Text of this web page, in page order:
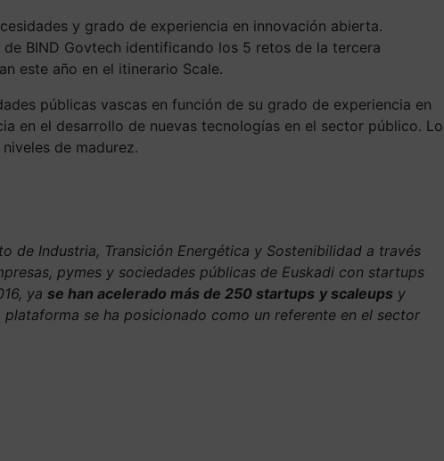
y grado de experiencia en innovación abierta.
BIND Govtech identificando los 5 retos de la tercera
este año en el itinerario Scale.
públicas vascas en función de su grado de experiencia en
en el desarrollo de nuevas tecnologías en el sector público. Lo
de madurez.
de Industria, Transición Energética y Sostenibilidad a través
pymes y sociedades públicas de Euskadi con startups
ya se han acelerado más de 250 startups y scaleups y
plataforma se ha posicionado como un referente en el sector